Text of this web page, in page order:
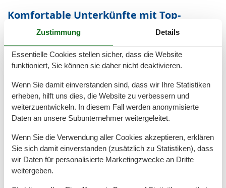
Komfortable Unterkünfte mit Top-
Ausstattung
Die Auswahl an Last Minute Ferienwohnungen in
Kühlungsborn Ost ist vielseitig: Von der modernen
Apartments in Bäderarchitektur bis hin zur
geräumigen Familienwohnung mit Garten. Trotz des
reduzierten Preises müssen Sie auf Komfort nicht
verzichten. Viele Objekte bieten WLAN, moderne
Küchen, TV, Parkplätze und teilweise sogar Sauna oder
Kamin – für rundum gelungene Ferientage.
Ostseefeeling direkt vor der Tür
Zustimmung Details
Essentielle Cookies stellen sicher, dass die Website
funktioniert, Sie können sie daher nicht deaktivieren.
Wenn Sie damit einverstanden sind, dass wir Ihre Statistiken
erheben, hilft uns dies, die Website zu verbessern und
weiterzuentwickeln. In diesem Fall werden anonymisierte
Daten an unsere Subunternehmer weitergeleitet.
Wenn Sie die Verwendung aller Cookies akzeptieren, erklären
Sie sich damit einverstanden (zusätzlich zu Statistiken), dass
wir Daten für personalisierte Marketingzwecke an Dritte
weitergeben.